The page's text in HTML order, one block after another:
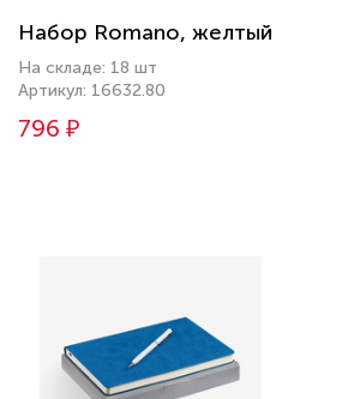
Набор Romano, желтый
На складе: 18 шт
Артикул: 16632.80
796 ₽